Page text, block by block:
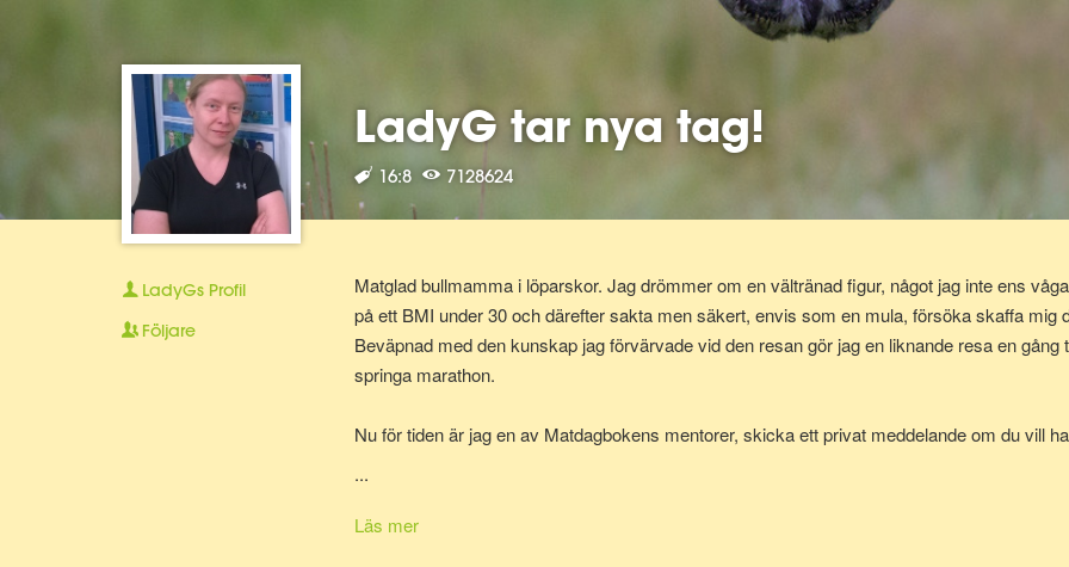
LadyG tar nya tag!
16:8 7128624
Matglad bullmamma i löparskor. Jag drömmer om en vältränad figur, något jag inte ens
på ett BMI under 30 och därefter sakta men säkert, envis som en mula, försöka skaffa mig
Beväpnad med den kunskap jag förvärvade vid den resan gör jag en liknande resa en
springa marathon.
Nu för tiden är jag en av Matdagbokens mentorer, skicka ett privat meddelande om du vill
...
Läs mer
LadyGs Profil
Följare